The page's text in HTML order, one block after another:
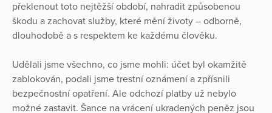
překlenout toto nejtěžší období, nahradit způsobenou
škodu a zachovat služby, které mění životy – odborně,
dlouhodobě a s respektem ke každému člověku.
Udělali jsme všechno, co jsme mohli: účet byl okamžitě
zablokován, podali jsme trestní oznámení a zpřísnili
bezpečnostní opatření. Ale odchozí platby už nebylo
možné zastavit. Šance na vrácení ukradených peněz jsou